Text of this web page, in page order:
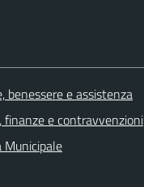
benessere e assistenza
finanze e contravvenzioni
Municipale